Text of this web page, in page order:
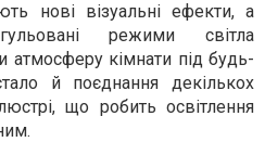
нові візуальні ефекти, а
режими світла
атмосферу кімнати під будь-
й поєднання декількох
що робить освітлення